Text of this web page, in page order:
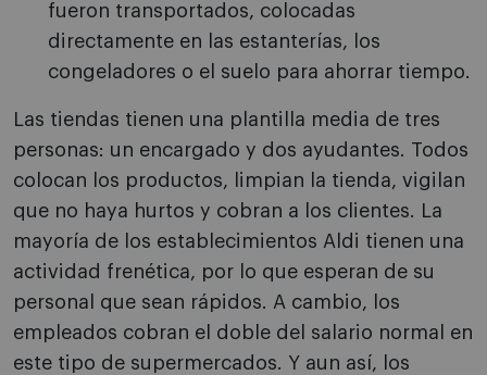
fueron transportados, colocadas
directamente en las estanterías, los
congeladores o el suelo para ahorrar tiempo.
Las tiendas tienen una plantilla media de tres
personas: un encargado y dos ayudantes. Todos
colocan los productos, limpian la tienda, vigilan
que no haya hurtos y cobran a los clientes. La
mayoría de los establecimientos Aldi tienen una
actividad frenética, por lo que esperan de su
personal que sean rápidos. A cambio, los
empleados cobran el doble del salario normal en
este tipo de supermercados. Y aun así, los